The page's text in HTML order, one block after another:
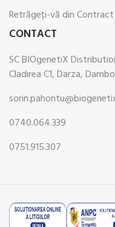
Retrăgeți-vă din Contract
CONTACT
SC BIOgenetiX
Cladirea C1, Darza,
0740.064.339
0751.915.307